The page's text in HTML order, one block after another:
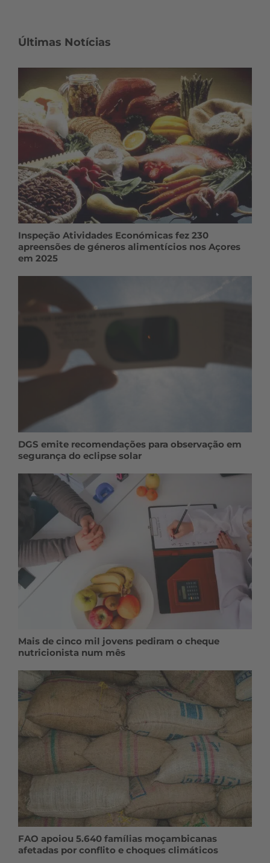
Últimas Notícias
Inspeção Atividades Económicas fez 230
apreensões de géneros alimentícios nos Açores
em 2025
DGS emite recomendações para observação em
segurança do eclipse solar
Mais de cinco mil jovens pediram o cheque
nutricionista num mês
FAO apoiou 5.640 famílias moçambicanas
afetadas por conflito e choques climáticos